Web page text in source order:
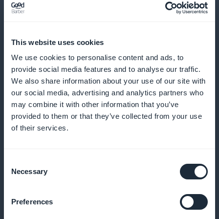
This website uses cookies
We use cookies to personalise content and ads, to
provide social media features and to analyse our traffic.
We also share information about your use of our site with
our social media, advertising and analytics partners who
may combine it with other information that you’ve
provided to them or that they’ve collected from your use
of their services.
Selection
Necessary
Preferences
Analyse des données d'abonnés
Exploitez les statistiques pour affiner vos offres et
augmenter la rentabilité.
Widget de promotion sur l'app
abonnements sur votre app.